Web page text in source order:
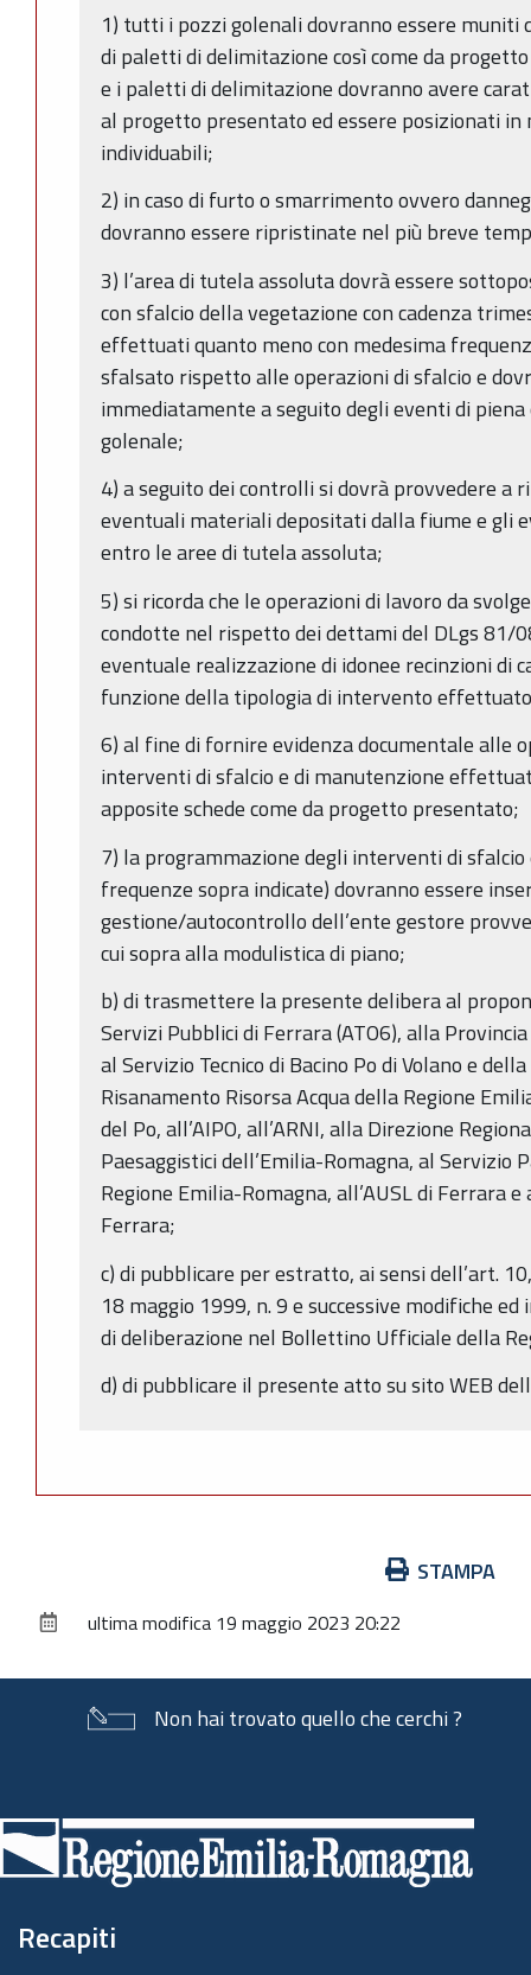
1) tutti i pozzi golenali dovranno essere muniti
di paletti di delimitazione così come da
e i paletti di delimitazione dovranno avere
al progetto presentato ed essere posizionati
individuabili;
2) in caso di furto o smarrimento ovvero
dovranno essere ripristinate nel più breve
3) l’area di tutela assoluta dovrà essere
con sfalcio della vegetazione con cadenza
effettuati quanto meno con medesima
sfalsato rispetto alle operazioni di sfalcio e
immediatamente a seguito degli eventi di piena
golenale;
4) a seguito dei controlli si dovrà provvedere
eventuali materiali depositati dalla fiume e gli
entro le aree di tutela assoluta;
5) si ricorda che le operazioni di lavoro da
condotte nel rispetto dei dettami del DLgs 81/
eventuale realizzazione di idonee recinzioni di
funzione della tipologia di intervento
6) al fine di fornire evidenza documentale alle
interventi di sfalcio e di manutenzione
apposite schede come da progetto presentato;
7) la programmazione degli interventi di
frequenze sopra indicate) dovranno essere
gestione/autocontrollo dell’ente gestore
cui sopra alla modulistica di piano;
b) di trasmettere la presente delibera al
Servizi Pubblici di Ferrara (ATO6), alla
al Servizio Tecnico di Bacino Po di Volano e
Risanamento Risorsa Acqua della Regione
del Po, all’AIPO, all’ARNI, alla Direzione
Paesaggistici dell’Emilia-Romagna, al Servizio
Regione Emilia-Romagna, all’AUSL di Ferrara
Ferrara;
c) di pubblicare per estratto, ai sensi dell’art.
18 maggio 1999, n. 9 e successive modifiche
di deliberazione nel Bollettino Ufficiale della
d) di pubblicare il presente atto su sito WEB
documento
STAMPA
ultima modifica 19 maggio 2023 20:22
Non hai trovato quello che cerchi ?
di
pagina
Recapiti